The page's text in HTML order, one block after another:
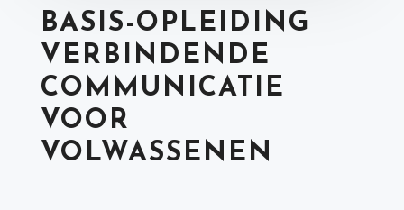
BASIS-OPLEIDING
VERBINDENDE
COMMUNICATIE
VOOR
VOLWASSENEN